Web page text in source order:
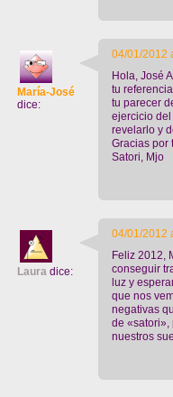
María-José
dice:
04/01/2012
Hola, José
tu
tu parecer
ejercicio
revelarlo y
Gracias por
Satori, Mjo
Laura dice:
04/01/2012
Feliz 2012,
conseguir
luz y
que nos
negativas
de «satori»,
nuestros